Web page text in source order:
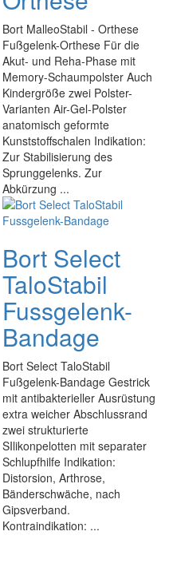
Bort MalleoStabil - Orthese
Fußgelenk-Orthese Für die
Akut- und Reha-Phase mit
Memory-Schaumpolster Auch
Kindergröße zwei Polster-
Varianten Air-Gel-Polster
anatomisch geformte
Kunststoffschalen Indikation:
Zur Stabilisierung des
Sprunggelenks. Zur
Abkürzung ...
Bort Select
TaloStabil
Fussgelenk-
Bandage
Bort Select TaloStabil
Fußgelenk-Bandage Gestrick
mit antibakterieller Ausrüstung
extra weicher Abschlussrand
zwei strukturierte
SIlikonpelotten mit separater
Schlupfhilfe Indikation:
Distorsion, Arthrose,
Bänderschwäche, nach
Gipsverband.
Kontraindikation: ...